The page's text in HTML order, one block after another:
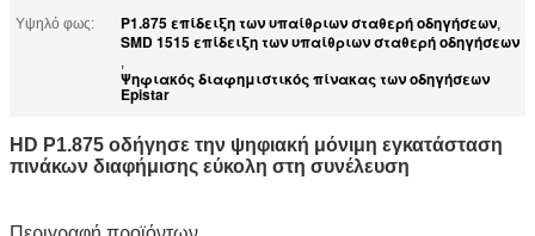
Υψηλό φως: P1.875 επίδειξη των υπαίθριων σταθερή οδηγήσεων,
SMD 1515 επίδειξη των υπαίθριων σταθερή οδηγήσεων
,
Ψηφιακός διαφημιστικός πίνακας των οδηγήσεων
Epistar
HD P1.875 οδήγησε την ψηφιακή μόνιμη εγκατάσταση
πινάκων διαφήμισης εύκολη στη συνέλευση